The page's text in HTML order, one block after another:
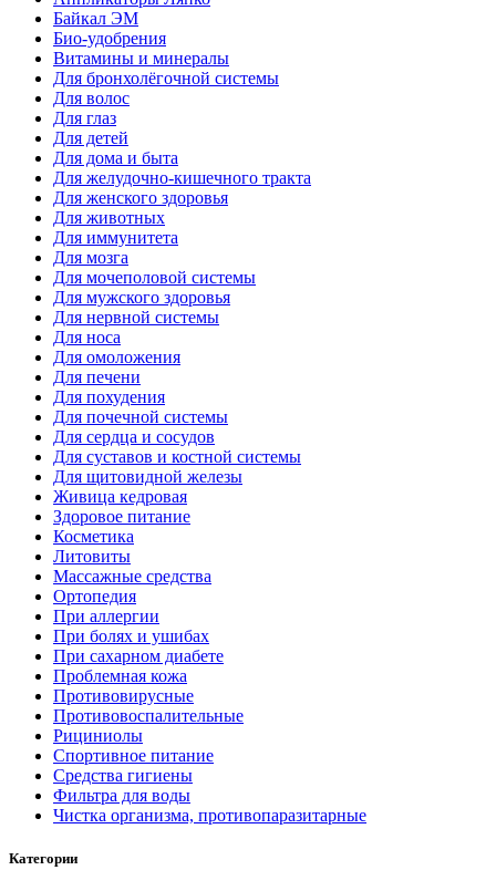
Байкал ЭМ
Био-удобрения
Витамины и минералы
Для бронхолёгочной системы
Для волос
Для глаз
Для детей
Для дома и быта
Для желудочно-кишечного тракта
Для женского здоровья
Для животных
Для иммунитета
Для мозга
Для мочеполовой системы
Для мужского здоровья
Для нервной системы
Для носа
Для омоложения
Для печени
Для похудения
Для почечной системы
Для сердца и сосудов
Для суставов и костной системы
Для щитовидной железы
Живица кедровая
Здоровое питание
Косметика
Литовиты
Массажные средства
Ортопедия
При аллергии
При болях и ушибах
При сахарном диабете
Проблемная кожа
Противовирусные
Противовоспалительные
Рициниолы
Спортивное питание
Средства гигиены
Фильтра для воды
Чистка организма, противопаразитарные
Категории